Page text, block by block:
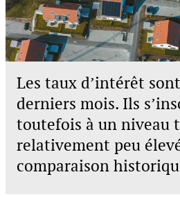
Les taux d’intérêt
derniers mois. Ils
toutefois à un niveau
relativement peu
comparaison